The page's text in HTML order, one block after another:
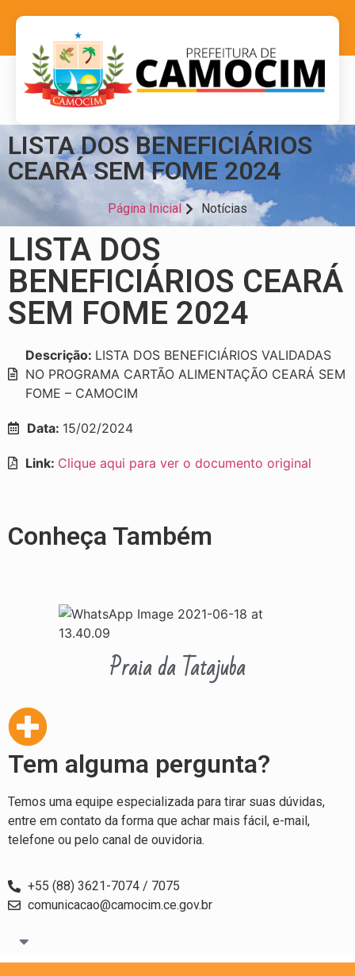
LISTA DOS BENEFICIÁRIOS
CEARÁ SEM FOME 2024
Página Inicial Notícias
LISTA DOS
BENEFICIÁRIOS CEARÁ
SEM FOME 2024
Descrição: LISTA DOS BENEFICIÁRIOS VALIDADAS
NO PROGRAMA CARTÃO ALIMENTAÇÃO CEARÁ SEM
FOME – CAMOCIM
Data: 15/02/2024
Link: Clique aqui para ver o documento original
Conheça Também
Praia da Tatajuba
Tem alguma pergunta?
Temos uma equipe especializada para tirar suas dúvidas,
entre em contato da forma que achar mais fácil, e-mail,
telefone ou pelo canal de ouvidoria.
+55 (88) 3621-7074 / 7075
comunicacao@camocim.ce.gov.br